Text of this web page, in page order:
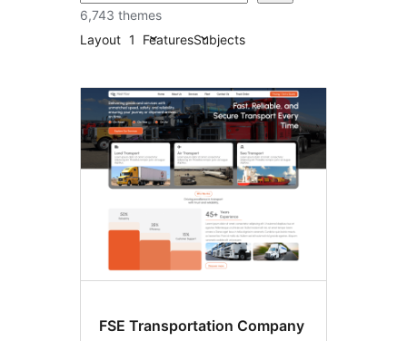
6,743 themes
Layout 1 FeaturesSubjects
Right
sidebar
FSE Transportation Company